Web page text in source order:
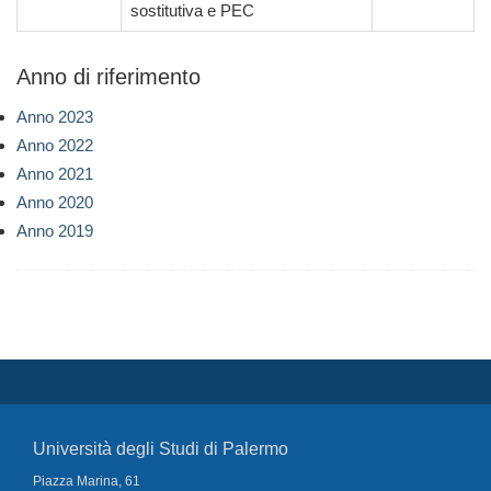
sostitutiva e PEC
Anno di riferimento
Anno 2023
Anno 2022
Anno 2021
Anno 2020
Anno 2019
Università degli Studi di Palermo
Piazza Marina, 61